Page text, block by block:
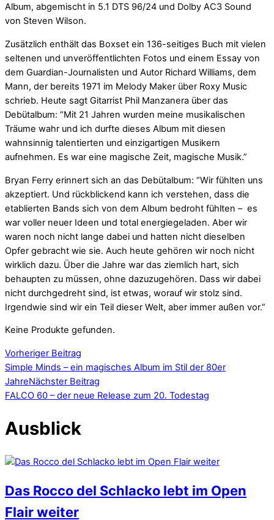
Album, abgemischt in 5.1 DTS 96/24 und Dolby AC3 Sound
von Steven Wilson.
Zusätzlich enthält das Boxset ein 136-seitiges Buch mit vielen
seltenen und unveröffentlichten Fotos und einem Essay von
dem Guardian-Journalisten und Autor Richard Williams, dem
Mann, der bereits 1971 im Melody Maker über Roxy Music
schrieb. Heute sagt Gitarrist Phil Manzanera über das
Debütalbum: “Mit 21 Jahren wurden meine musikalischen
Träume wahr und ich durfte dieses Album mit diesen
wahnsinnig talentierten und einzigartigen Musikern
aufnehmen. Es war eine magische Zeit, magische Musik.”
Bryan Ferry erinnert sich an das Debütalbum: “Wir fühlten uns
akzeptiert. Und rückblickend kann ich verstehen, dass die
etablierten Bands sich von dem Album bedroht fühlten – es
war voller neuer Ideen und total energiegeladen. Aber wir
waren noch nicht lange dabei und hatten nicht dieselben
Opfer gebracht wie sie. Auch heute gehören wir noch nicht
wirklich dazu. Über die Jahre war das ziemlich hart, sich
behaupten zu müssen, ohne dazuzugehören. Dass wir dabei
nicht durchgedreht sind, ist etwas, worauf wir stolz sind.
Irgendwie sind wir ein Teil dieser Welt, aber immer außen vor.”
Keine Produkte gefunden.
Vorheriger Beitrag
Simple Minds – ein magisches Album im Stil der 80er
JahreNächster Beitrag
FALCO 60 – der neue Release zum 20. Todestag
Ausblick
Das Rocco del Schlacko lebt im Open
Flair weiter